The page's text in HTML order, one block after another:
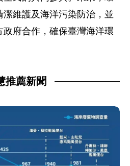
維護及海洋污染防治，並
府合作，確保臺灣海洋環
推薦新聞